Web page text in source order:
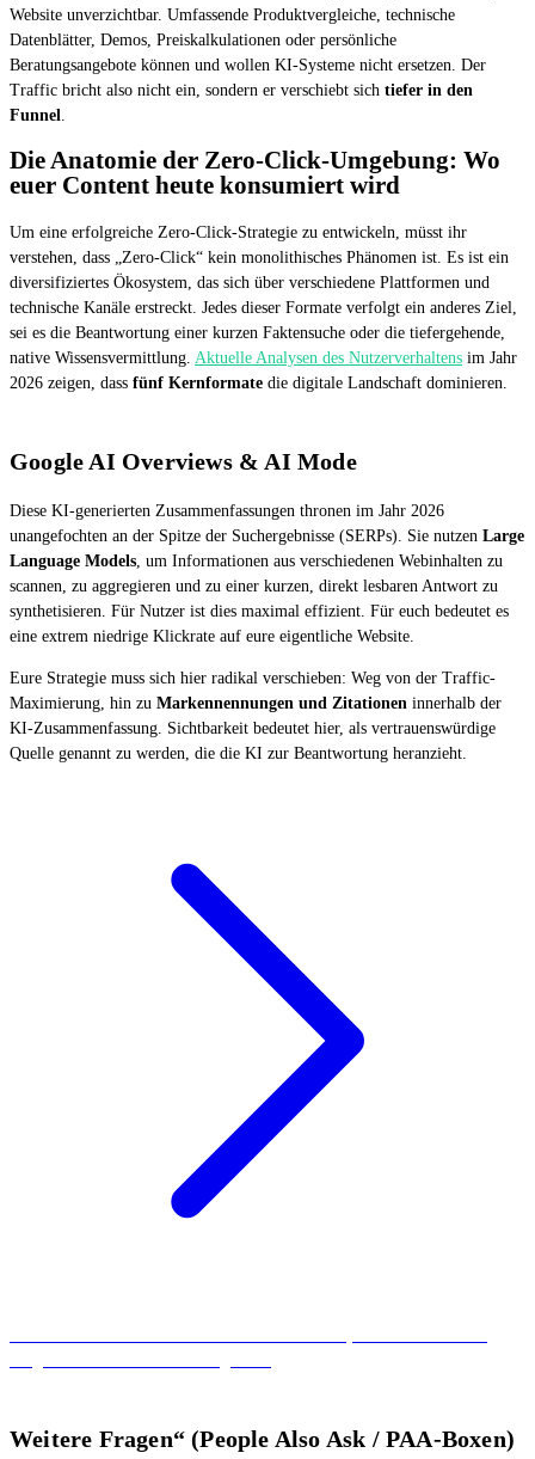
Website unverzichtbar. Umfassende Produktvergleiche, technische
Datenblätter, Demos, Preiskalkulationen oder persönliche
Beratungsangebote können und wollen KI-Systeme nicht ersetzen. Der
Traffic bricht also nicht ein, sondern er verschiebt sich tiefer in den
Funnel
Die Anatomie der Zero-Click-Umgebung: Wo
euer Content heute konsumiert wird
Um eine erfolgreiche Zero-Click-Strategie zu entwickeln, müsst ihr
verstehen, dass „Zero-Click“ kein monolithisches Phänomen ist. Es ist ein
diversifiziertes Ökosystem, das sich über verschiedene Plattformen und
technische Kanäle erstreckt. Jedes dieser Formate verfolgt ein anderes Ziel,
sei es die Beantwortung einer kurzen Faktensuche oder die tiefergehende,
native Wissensvermittlung. Aktuelle Analysen des Nutzerverhaltens im Jahr
2026 zeigen, dass fünf Kernformate die digitale Landschaft dominieren.
Google AI Overviews & AI Mode
Diese KI-generierten Zusammenfassungen thronen im Jahr 2026
unangefochten an der Spitze der Suchergebnisse (SERPs). Sie nutzen Large
Language Models , um Informationen aus verschiedenen Webinhalten zu
scannen, zu aggregieren und zu einer kurzen, direkt lesbaren Antwort zu
synthetisieren. Für Nutzer ist dies maximal effizient. Für euch bedeutet es
eine extrem niedrige Klickrate auf eure eigentliche Website.
Eure Strategie muss sich hier radikal verschieben: Weg von der Traffic-
Maximierung, hin zu Markennennungen und Zitationen innerhalb der
KI-Zusammenfassung. Sichtbarkeit bedeutet hier, als vertrauenswürdige
Quelle genannt zu werden, die die KI zur Beantwortung heranzieht.
Weitere Fragen“ (People Also Ask / PAA-Boxen)